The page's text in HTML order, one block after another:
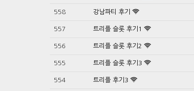
558 강남파티 후기
557 트리플 슬롯 후기1
556 트리플 슬롯 후기2
555 트리플 슬롯 후기3
554 트리플 후기3